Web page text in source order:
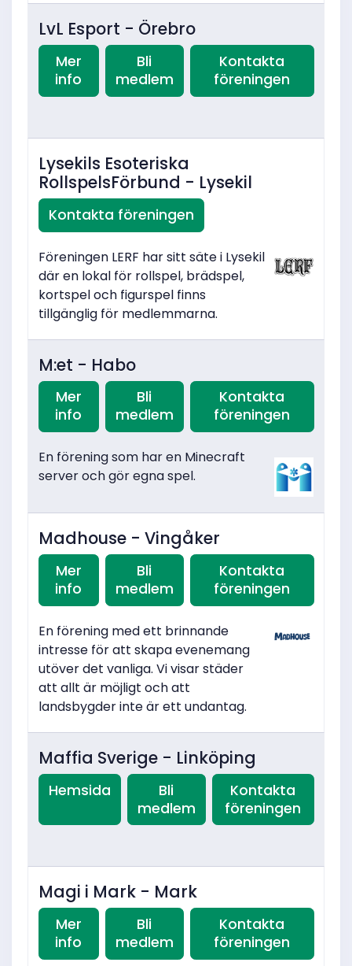
LvL Esport - Örebro
Mer
info
Bli
medlem
Kontakta
föreningen
Lysekils Esoteriska
RollspelsFörbund - Lysekil
Kontakta föreningen
Föreningen LERF har sitt säte i Lysekil
där en lokal för rollspel, brädspel,
kortspel och figurspel finns
tillgänglig för medlemmarna.
M:et - Habo
Mer
info
Bli
medlem
Kontakta
föreningen
En förening som har en Minecraft
server och gör egna spel.
Madhouse - Vingåker
Mer
info
Bli
medlem
Kontakta
föreningen
En förening med ett brinnande
intresse för att skapa evenemang
utöver det vanliga. Vi visar städer
att allt är möjligt och att
landsbygder inte är ett undantag.
Maffia Sverige - Linköping
Hemsida
Bli
medlem
Kontakta
föreningen
Magi i Mark - Mark
Mer
info
Bli
medlem
Kontakta
föreningen